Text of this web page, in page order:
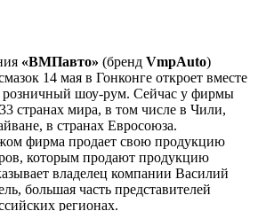
«ВМПавто» (бренд VmpAuto)
14 мая в Гонконге откроет вместе
розничный шоу-рум. Сейчас у фирмы
странах мира, в том числе в Чили,
в странах Евросоюза.
фирма продает свою продукцию
которым продают продукцию
владелец компании Василий
большая часть представителей
регионах.